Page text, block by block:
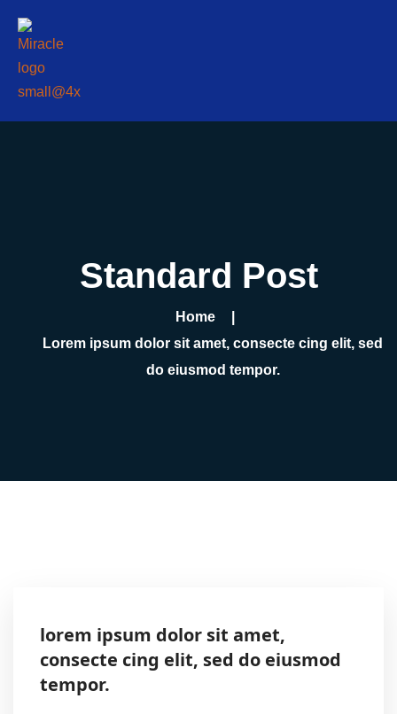
Standard Post
Home
Lorem ipsum dolor sit amet, consecte cing elit, sed
do eiusmod tempor.
lorem ipsum dolor sit amet,
consecte cing elit, sed do eiusmod
tempor.